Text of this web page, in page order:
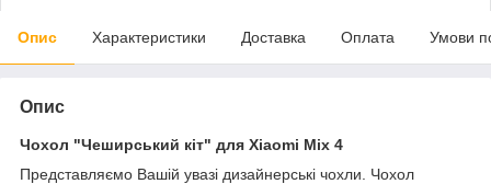
Опис Характеристики Доставка Оплата Умови
Опис
Чохол "Чеширський кіт" для Xiaomi Mix 4
Представляємо Вашій увазі дизайнерські чохли. Чохол